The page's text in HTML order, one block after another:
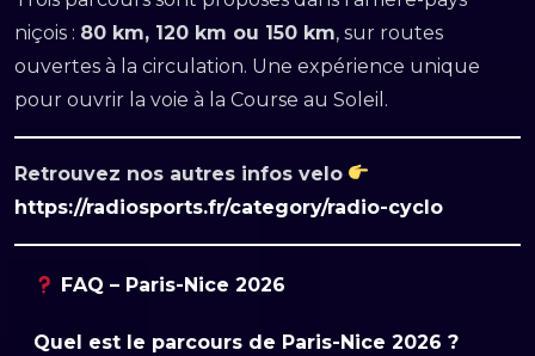
niçois : 80 km, 120 km ou 150 km, sur routes
ouvertes à la circulation. Une expérience unique
pour ouvrir la voie à la Course au Soleil.
Retrouvez nos autres infos velo
https://radiosports.fr/category/radio-cyclo
FAQ – Paris-Nice 2026
Quel est le parcours de Paris-Nice 2026 ?